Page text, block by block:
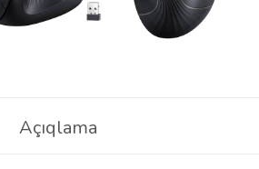
Açıqlama